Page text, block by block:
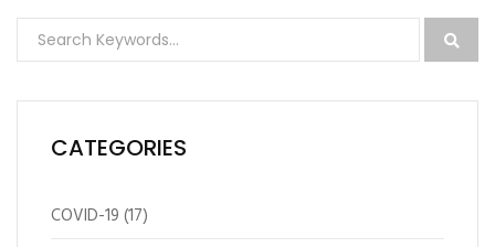
CATEGORIES
COVID-19 (17)